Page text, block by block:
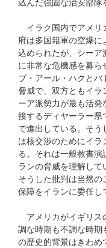
込んだ強固な治安部隊
イラク国内でアメリ
府は多国籍軍の空爆に
込められたが、シーア
に非常な危機感を募ら
ブ・アール・ハクとバ
脅威で、双方ともイラ
ーア派勢力が最も活発
接するディヤーラー県
で進出している。そ
は核交渉のためにイ
る。それは一般教書演
ランの脅威を理解して
そうした批判は当然
保障をイランに委任し
アメリカがイギリス
調な時期も不調な時期
の歴史的背景はきわめ